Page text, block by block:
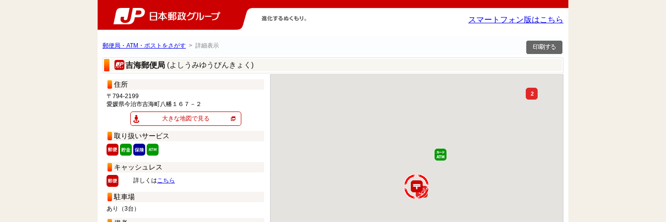
スマートフォン版はこちら
郵便局・ATM・ポストをさがす > 詳細表示
吉海郵便局 (よしうみゆうびんきょく)
住所
〒794-2199
愛媛県今治市吉海町八幡１６７－２
大きな地図で見る
取り扱いサービス
キャッシュレス
詳しくはこちら
駐車場
あり（3台）
2